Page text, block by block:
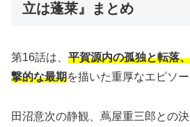
立は蓬莱』まとめ
第16話は、 平賀源内の孤独と転落
撃的な最期を描いた重厚なエピソー
田沼意次の静観、蔦屋重三郎との